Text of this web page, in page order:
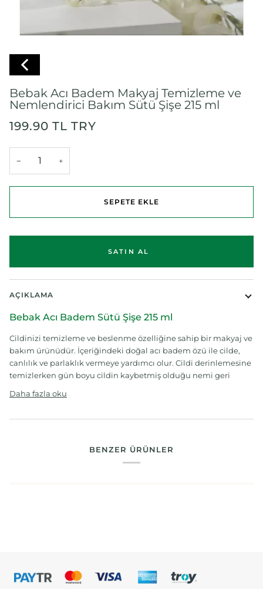
Bebak Acı Badem Makyaj Temizleme ve
Nemlendirici Bakım Sütü Şişe 215 ml
199.90 TL TRY
− +
SEPETE EKLE
AÇIKLAMA
Bebak Acı Badem Sütü Şişe 215 ml
Cildinizi temizleme ve beslenme özelliğine sahip bir makyaj ve
bakım ürünüdür. İçeriğindeki doğal acı badem özü ile cilde,
canlılık ve parlaklık vermeye yardımcı olur. Cildi derinlemesine
temizlerken gün boyu cildin kaybetmiş olduğu nemi geri
Daha fazla oku
BENZER ÜRÜNLER